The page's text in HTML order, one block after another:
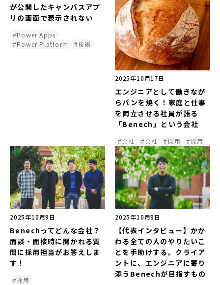
が公開したキャンバスアプ
リの画面で表示されない
#Power Apps
#Power Platform
#技術
2025年10月17日
エンジニアとして働きなが
らパンを焼く！家庭と仕事
を両立させる社員が語る
「Benech」という会社
#会社 #会社 #採用 #採用
2025年10月9日
Benechってどんな会社？
面談・面接時に聞かれる質
問に採用担当がお答えしま
す！
#採用
2025年10月9日
【代表インタビュー】かか
わる全ての人のやりたいこ
とを手助けする。クライア
ントに、エンジニアに寄り
添うBenechが目指すもの